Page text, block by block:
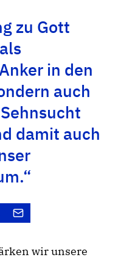
zu Gott
in den
auch
damit auch
wir unsere